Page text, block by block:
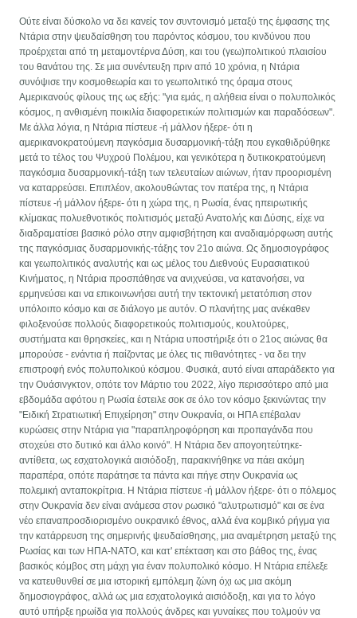
Ούτε είναι δύσκολο να δει κανείς τον συντονισμό μεταξύ της έμφασης της
Ντάρια στην ψευδαίσθηση του παρόντος κόσμου, του κινδύνου που
προέρχεται από τη μεταμοντέρνα Δύση, και του (γεω)πολιτικού πλαισίου
του θανάτου της. Σε μια συνέντευξη πριν από 10 χρόνια, η Ντάρια
συνόψισε την κοσμοθεωρία και το γεωπολιτικό της όραμα στους
Αμερικανούς φίλους της ως εξής: "για εμάς, η αλήθεια είναι ο πολυπολικός
κόσμος, η ανθισμένη ποικιλία διαφορετικών πολιτισμών και παραδόσεων".
Με άλλα λόγια, η Ντάρια πίστευε -ή μάλλον ήξερε- ότι η
αμερικανοκρατούμενη παγκόσμια δυσαρμονική-τάξη που εγκαθιδρύθηκε
μετά το τέλος του Ψυχρού Πολέμου, και γενικότερα η δυτικοκρατούμενη
παγκόσμια δυσαρμονική-τάξη των τελευταίων αιώνων, ήταν προορισμένη
να καταρρεύσει. Επιπλέον, ακολουθώντας τον πατέρα της, η Ντάρια
πίστευε -ή μάλλον ήξερε- ότι η χώρα της, η Ρωσία, ένας ηπειρωτικής
κλίμακας πολυεθνοτικός πολιτισμός μεταξύ Ανατολής και Δύσης, είχε να
διαδραματίσει βασικό ρόλο στην αμφισβήτηση και αναδιαμόρφωση αυτής
της παγκόσμιας δυσαρμονικής-τάξης τον 21ο αιώνα. Ως δημοσιογράφος
και γεωπολιτικός αναλυτής και ως μέλος του Διεθνούς Ευρασιατικού
Κινήματος, η Ντάρια προσπάθησε να ανιχνεύσει, να κατανοήσει, να
ερμηνεύσει και να επικοινωνήσει αυτή την τεκτονική μετατόπιση στον
υπόλοιπο κόσμο και σε διάλογο με αυτόν. Ο πλανήτης μας ανέκαθεν
φιλοξενούσε πολλούς διαφορετικούς πολιτισμούς, κουλτούρες,
συστήματα και θρησκείες, και η Ντάρια υποστήριξε ότι ο 21ος αιώνας θα
μπορούσε - ενάντια ή παίζοντας με όλες τις πιθανότητες - να δει την
επιστροφή ενός πολυπολικού κόσμου. Φυσικά, αυτό είναι απαράδεκτο για
την Ουάσινγκτον, οπότε τον Μάρτιο του 2022, λίγο περισσότερο από μια
εβδομάδα αφότου η Ρωσία έστειλε σοκ σε όλο τον κόσμο ξεκινώντας την
"Ειδική Στρατιωτική Επιχείρηση" στην Ουκρανία, οι ΗΠΑ επέβαλαν
κυρώσεις στην Ντάρια για "παραπληροφόρηση και προπαγάνδα που
στοχεύει στο δυτικό και άλλο κοινό". Η Ντάρια δεν απογοητεύτηκε-
αντίθετα, ως εσχατολογικά αισιόδοξη, παρακινήθηκε να πάει ακόμη
παραπέρα, οπότε παράτησε τα πάντα και πήγε στην Ουκρανία ως
πολεμική ανταποκρίτρια. Η Ντάρια πίστευε -ή μάλλον ήξερε- ότι ο πόλεμος
στην Ουκρανία δεν είναι ανάμεσα στον ρωσικό "αλυτρωτισμό" και σε ένα
νέο επαναπροσδιορισμένο ουκρανικό έθνος, αλλά ένα κομβικό ρήγμα για
την κατάρρευση της σημερινής ψευδαίσθησης, μια αναμέτρηση μεταξύ της
Ρωσίας και των ΗΠΑ-ΝΑΤΟ, και κατ' επέκταση και στο βάθος της, ένας
βασικός κόμβος στη μάχη για έναν πολυπολικό κόσμο. Η Ντάρια επέλεξε
να κατευθυνθεί σε μια ιστορική εμπόλεμη ζώνη όχι ως μια ακόμη
δημοσιογράφος, αλλά ως μια εσχατολογικά αισιόδοξη, και για το λόγο
αυτό υπήρξε ηρωίδα για πολλούς άνδρες και γυναίκες που τολμούν να